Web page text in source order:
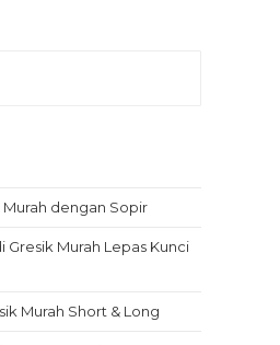
dengan Sopir
Gresik Murah Lepas Kunci
Murah Short & Long